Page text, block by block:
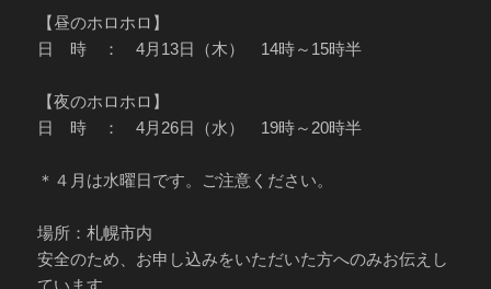
【昼のホロホロ】
日 時 ： 4月13日（木） 14時～15時半
【夜のホロホロ】
日 時 ： 4月26日（水） 19時～20時半
＊４月は水曜日です。ご注意ください。
場所：札幌市内
安全のため、お申し込みをいただいた方へのみお伝えし
ています。